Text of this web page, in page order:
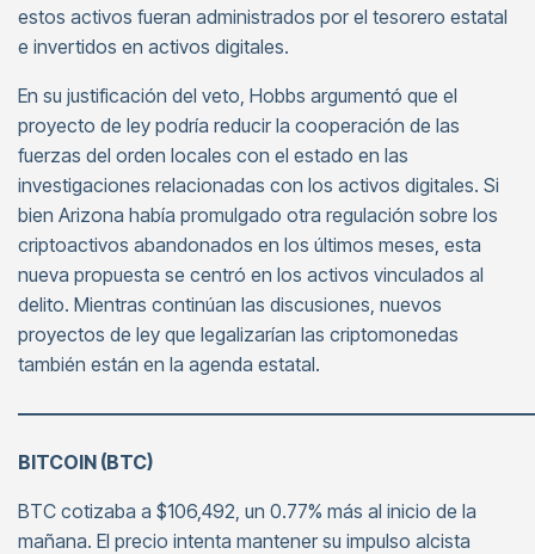
estos activos fueran administrados por el tesorero estatal
e invertidos en activos digitales.
En su justificación del veto, Hobbs argumentó que el
proyecto de ley podría reducir la cooperación de las
fuerzas del orden locales con el estado en las
investigaciones relacionadas con los activos digitales. Si
bien Arizona había promulgado otra regulación sobre los
criptoactivos abandonados en los últimos meses, esta
nueva propuesta se centró en los activos vinculados al
delito. Mientras continúan las discusiones, nuevos
proyectos de ley que legalizarían las criptomonedas
también están en la agenda estatal.
BITCOIN (BTC)
BTC cotizaba a $106,492, un 0.77% más al inicio de la
mañana. El precio intenta mantener su impulso alcista